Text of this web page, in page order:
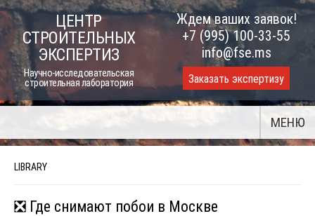
Skip
to
content
ЦЕНТР
СТРОИТЕЛЬНЫХ
ЭКСПЕРТИЗ
Научно-исследовательская
строительная лаборатория
Ждем ваших заявок!
+7 (995) 100-33-55
info@fse.ms
Заказать экспертизу
МЕНЮ
LIBRARY
❎ Где снимают побои в Москве